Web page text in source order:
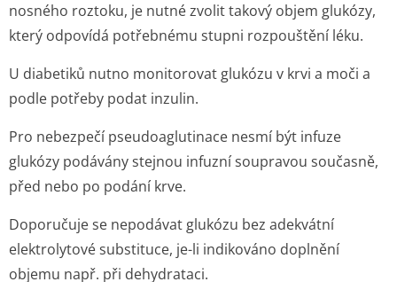
nosného roztoku, je nutné zvolit takový objem glukózy,
který odpovídá potřebnému stupni rozpouštění léku.
U diabetiků nutno monitorovat glukózu v krvi a moči a
podle potřeby podat inzulin.
Pro nebezpečí pseudoaglutinace nesmí být infuze
glukózy podávány stejnou infuzní soupravou současně,
před nebo po podání krve.
Doporučuje se nepodávat glukózu bez adekvátní
elektrolytové substituce, je-li indikováno doplnění
objemu např. při dehydrataci.